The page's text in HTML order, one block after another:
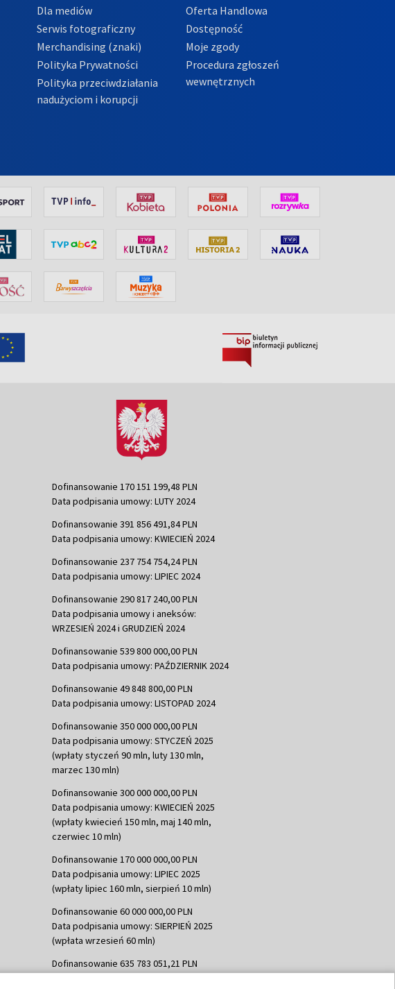
Dla mediów
Serwis fotograficzny
Merchandising (znaki)
Polityka Prywatności
Polityka przeciwdziałania
nadużyciom i korupcji
Oferta Handlowa
Dostępność
Moje zgody
Procedura zgłoszeń
wewnętrznych
Dofinansowanie 170 151 199,48 PLN
Data podpisania umowy: LUTY 2024
Dofinansowanie 391 856 491,84 PLN
Data podpisania umowy: KWIECIEŃ 2024
Dofinansowanie 237 754 754,24 PLN
Data podpisania umowy: LIPIEC 2024
Dofinansowanie 290 817 240,00 PLN
Data podpisania umowy i aneksów:
WRZESIEŃ 2024 i GRUDZIEŃ 2024
Dofinansowanie 539 800 000,00 PLN
Data podpisania umowy: PAŹDZIERNIK 2024
Dofinansowanie 49 848 800,00 PLN
Data podpisania umowy: LISTOPAD 2024
Dofinansowanie 350 000 000,00 PLN
Data podpisania umowy: STYCZEŃ 2025
(wpłaty styczeń 90 mln, luty 130 mln,
marzec 130 mln)
Dofinansowanie 300 000 000,00 PLN
Data podpisania umowy: KWIECIEŃ 2025
(wpłaty kwiecień 150 mln, maj 140 mln,
czerwiec 10 mln)
Dofinansowanie 170 000 000,00 PLN
Data podpisania umowy: LIPIEC 2025
(wpłaty lipiec 160 mln, sierpień 10 mln)
Dofinansowanie 60 000 000,00 PLN
Data podpisania umowy: SIERPIEŃ 2025
(wpłata wrzesień 60 mln)
Dofinansowanie 635 783 051,21 PLN